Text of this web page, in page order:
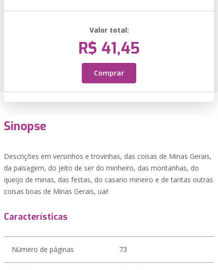
Valor total:
R$ 41,45
Comprar
Sinopse
Descrições em versinhos e trovinhas, das coisas de Minas Gerais,
da paisagem, do jeito de ser do minheiro, das montanhas, do
queijo de minas, das festas, do casario mineiro e de tantas outras
coisas boas de Minas Gerais, uai!
Características
Número de páginas 73